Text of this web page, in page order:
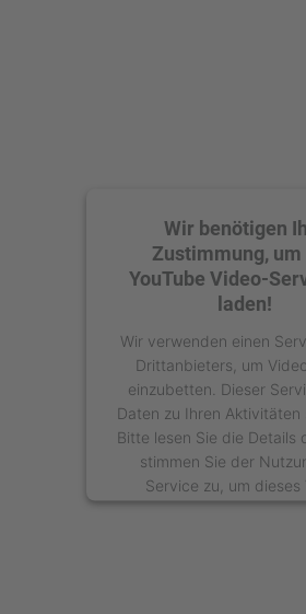
Wir benötigen
Zustimmung, um
YouTube Video-
laden!
Wir verwenden einen
Drittanbieters, um
einzubetten. Dieser
Daten zu Ihren Aktivitäten
Bitte lesen Sie die Details
stimmen Sie der
Service zu, um dieses
anzusehen.